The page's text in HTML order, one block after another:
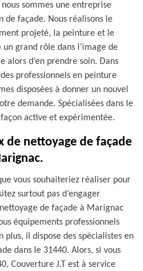
sommes une entreprise
de façade. Nous réalisons le
projeté, la peinture et le
grand rôle dans l’image de
alors d’en prendre soin. Dans
professionnels en peinture
disposées à donner un nouvel
demande. Spécialisées dans le
active et expérimentée.
de nettoyage de façade
vous souhaiteriez réaliser pour
surtout pas d’engager
de façade à Marignac
équipements professionnels
plus, il dispose des spécialistes en
dans le 31440. Alors, si vous
Couverture J.T est à service